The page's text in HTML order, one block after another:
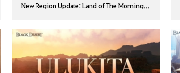
New Region Update: Land of The Morning Light: Seoul